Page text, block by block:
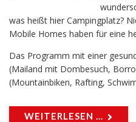
was heißt hier Campingplatz?
Mobile Homes haben für eine
Das Programm mit einer
(Mailand mit Dombesuch,
(Mountainbiken, Rafting,
WEITERLESEN ...